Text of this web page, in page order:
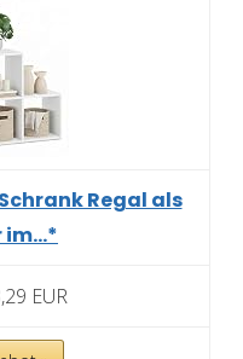
Regal als
EUR